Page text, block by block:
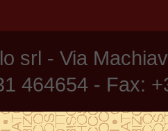
srl - Via
464654 - Fax: